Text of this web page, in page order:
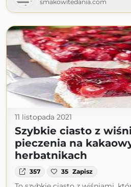
smakowitedania.com
11 listopada 2021
Szybkie ciasto z
pieczenia na
herbatnikach
357 35 Zapisz